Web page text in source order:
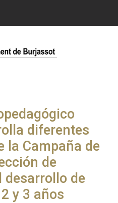
diferentes
la Campaña de
de
desarrollo de
y 3 años